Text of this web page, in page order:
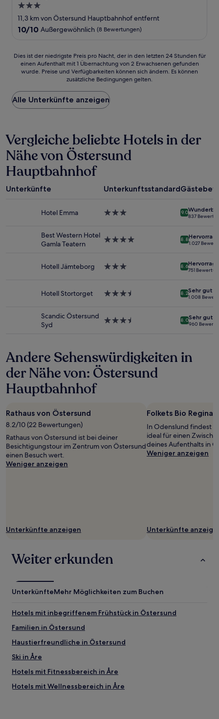
3.0-
Sterne-
Unterkunft
11,3 km von Östersund Hauptbahnhof entfernt
10.0
Außergewöhnlich,
(8
Bewertungen)
10/10 Außergewöhnlich (8 Bewertungen)
Dies
der
Preis
pro
Nacht,
den
letzten
24 Stunden
für
einen
Aufenthalt
mit
2 Erwachsenen
zusätzliche
Bedingungen
Dies ist der niedrigste Preis pro Nacht, der in den letzten 24 Stunden für
einen Aufenthalt mit 1 Übernachtung von 2 Erwachsenen gefunden
wurde. Preise und Verfügbarkeiten können sich ändern. Es können
zusätzliche Bedingungen gelten.
Alle Unterkünfte anzeigen
Vergleiche beliebte Hotels in der
Nähe von Östersund
Hauptbahnhof
Unterkünfte Unterkunftsstandard
Hotel Emma
3.0-
9.0
837
Best Western Hotel
Gamla Teatern
4.0-
8.8
1.027
Hotell Jämteborg
3.0-
8.6
751
Hotell Stortorget
3.5-
8.2Sehr gut
1.008
Scandic Östersund
Syd
3.5-
8.0Sehr gut
960
Andere Sehenswürdigkeiten in
der Nähe von: Östersund
Hauptbahnhof
Rathaus von Östersund
8.2/10 (22 Bewertungen)
Rathaus von Östersund ist bei deiner
Besichtigungstour im Zentrum von Östersund
einen Besuch wert.
Weniger anzeigen
Unterkünfte anzeigen
Folkets Bio Regina
In Odenslund findest
ideal für einen
deines Aufenthalts in
Weniger anzeigen
Unterkünfte
Weiter erkunden
UnterkünfteMehr Möglichkeiten zum Buchen
Hotels mit inbegriffenem Frühstück in Östersund
Familien in Östersund
Haustierfreundliche in Östersund
Ski in Åre
Hotels mit Fitnessbereich in Åre
Hotels mit Wellnessbereich in Åre